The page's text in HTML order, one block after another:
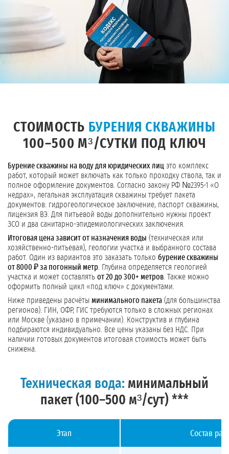
СТОИМОСТЬ БУРЕНИЯ СКВАЖИНЫ
100–500 М³/СУТКИ ПОД КЛЮЧ
Бурение скважины на воду для юридических лиц это комплекс
работ, который может включать как только проходку ствола, так и
полное оформление документов. Согласно закону РФ №2395-1 «О
недрах», легальная эксплуатация скважины требует пакета
документов: гидрогеологическое заключение, паспорт скважины,
лицензия ВЭ. Для питьевой воды дополнительно нужны проект
ЗСО и два санитарно-эпидемиологических заключения.
Итоговая цена зависит от назначения воды (техническая или
хозяйственно-питьевая), геологии участка и выбранного состава
работ. Один из вариантов это заказать только бурение скважины
от 8000 ₽ за погонный метр . Глубина определяется геологией
участка и может составлять от 20 до 300+ метров . Также можно
оформить полный цикл «под ключ» с документами.
Ниже приведены расчёты минимального пакета (для большинства
регионов). ГИН, ОФР, ГИС требуются только в сложных регионах
или Москве (указано в примечании). Конструктив и глубина
подбираются индивидуально. Все цены указаны без НДС. При
наличии готовых документов итоговая стоимость может быть
снижена.
Техническая вода: минимальный
пакет (100–500 м³/сут) ***
Этап Состав